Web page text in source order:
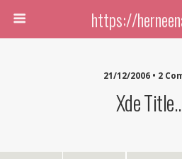
https://
21/12/2006 • 2
Xde